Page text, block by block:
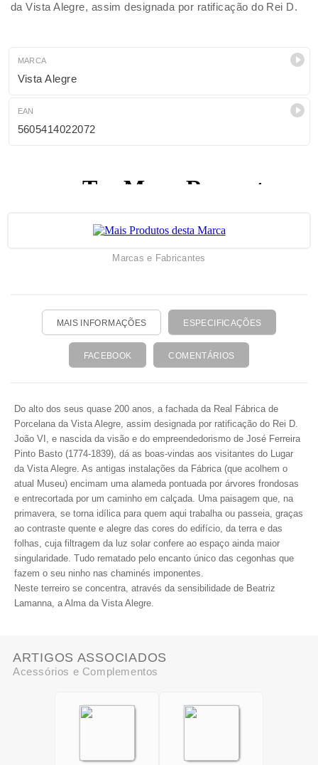
da Vista Alegre, assim designada por ratificação do Rei D.
MARCA
Vista Alegre
EAN
5605414022072
Marcas e Fabricantes
MAIS INFORMAÇÕES ESPECIFICAÇÕES
FACEBOOK COMENTÁRIOS
Do alto dos seus quase 200 anos, a fachada da Real Fábrica de
Porcelana da Vista Alegre, assim designada por ratificação do Rei D.
João VI, e nascida da visão e do empreendedorismo de José Ferreira
Pinto Basto (1774-1839), dá as boas-vindas aos visitantes do Lugar
da Vista Alegre. As antigas instalações da Fábrica (que acolhem o
atual Museu) encimam uma alameda pontuada por árvores frondosas
e entrecortada por um caminho em calçada. Uma paisagem que, na
primavera, se torna idílica para quem aqui trabalha ou passeia, graças
ao contraste quente e alegre das cores do edifício, da terra e das
folhas, cuja filtragem da luz solar confere ao espaço ainda maior
singularidade. Tudo rematado pelo encanto único das cegonhas que
fazem o seu ninho nas chaminés imponentes.
Neste terreiro se concentra, através da sensibilidade de Beatriz
Lamanna, a Alma da Vista Alegre.
ARTIGOS ASSOCIADOS
Acessórios e Complementos